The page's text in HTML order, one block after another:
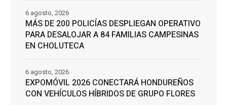
MÁS DE 200 POLICÍAS DESPLIEGAN OPERATIVO
PARA DESALOJAR A 84 FAMILIAS CAMPESINAS
EN CHOLUTECA
6 agosto, 2026
EXPOMÓVIL 2026 CONECTARÁ HONDUREÑOS
CON VEHÍCULOS HÍBRIDOS DE GRUPO FLORES
6 agosto, 2026